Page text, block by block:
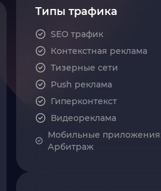
Типы трафика
SEO трафик
Контекстная реклама
Тизерные сети
Push реклама
Гиперконтекст
Видеореклама
Мобильные
Арбитраж